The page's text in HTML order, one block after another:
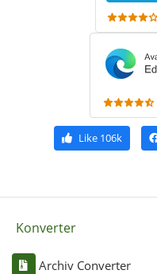
Like 106k
Konverter
Archiv Converter